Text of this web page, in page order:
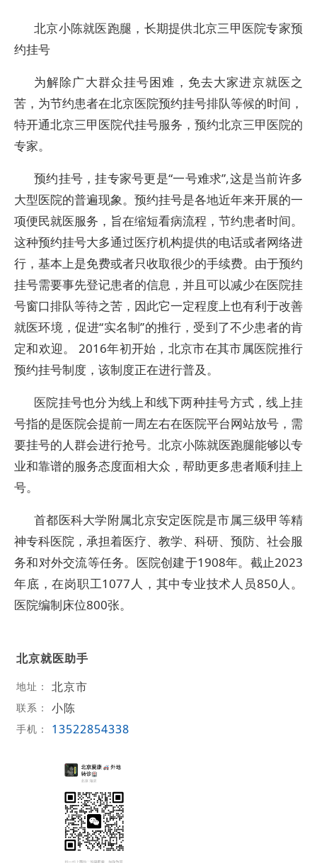
北京小陈就医跑腿，长期提供北京三甲医院专家预
约挂号
为解除广大群众挂号困难，免去大家进京就医之
苦，为节约患者在北京医院预约挂号排队等候的时间，
特开通北京三甲医院代挂号服务，预约北京三甲医院的
专家。
预约挂号，挂专家号更是“一号难求”,这是当前许多
大型医院的普遍现象。预约挂号是各地近年来开展的一
项便民就医服务，旨在缩短看病流程，节约患者时间。
这种预约挂号大多通过医疗机构提供的电话或者网络进
行，基本上是免费或者只收取很少的手续费。由于预约
挂号需要事先登记患者的信息，并且可以减少在医院挂
号窗口排队等待之苦，因此它一定程度上也有利于改善
就医环境，促进“实名制”的推行，受到了不少患者的肯
定和欢迎。 2016年初开始，北京市在其市属医院推行
预约挂号制度，该制度正在进行普及。
医院挂号也分为线上和线下两种挂号方式，线上挂
号指的是医院会提前一周左右在医院平台网站放号，需
要挂号的人群会进行抢号。北京小陈就医跑腿能够以专
业和靠谱的服务态度面相大众，帮助更多患者顺利挂上
号。
首都医科大学附属北京安定医院是市属三级甲等精
神专科医院，承担着医疗、教学、科研、预防、社会服
务和对外交流等任务。医院创建于1908年。截止2023
年底，在岗职工1077人，其中专业技术人员850人。
医院编制床位800张。
北京就医助手
地址： 北京市
联系： 小陈
手机： 13522854338